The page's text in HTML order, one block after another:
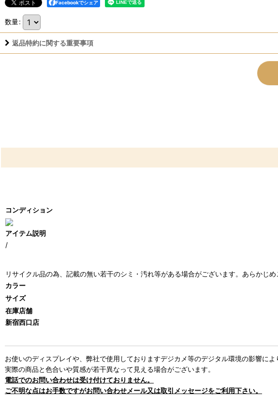
Facebookでシェア
数量:
返品特約に関する重要事項
コンディション
アイテム説明
/
リサイクル品の為、記載の無い若干のシミ・汚れ等がある場合がございます。あらかじ
カラー
サイズ
在庫店舗
新宿西口店
お使いのディスプレイや、弊社で使用しておりますデジカメ等のデジタル環境の影響によ
実際の商品と色合いや質感が若干異なって見える場合がございます。
電話でのお問い合わせは受け付けておりません。
ご不明な点はお手数ですがお問い合わせメール又は取引メッセージをご利用下さい。